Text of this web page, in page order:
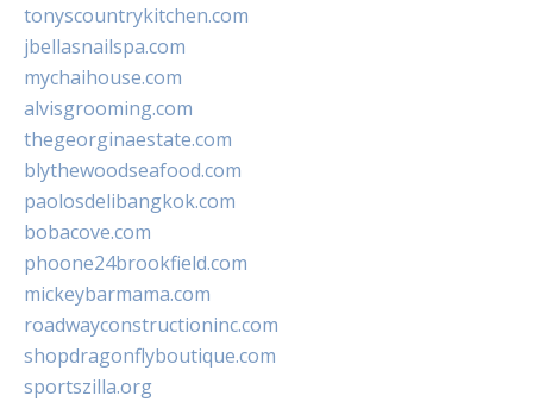
tonyscountrykitchen.com
jbellasnailspa.com
mychaihouse.com
alvisgrooming.com
thegeorginaestate.com
blythewoodseafood.com
paolosdelibangkok.com
bobacove.com
phoone24brookfield.com
mickeybarmama.com
roadwayconstructioninc.com
shopdragonflyboutique.com
sportszilla.org